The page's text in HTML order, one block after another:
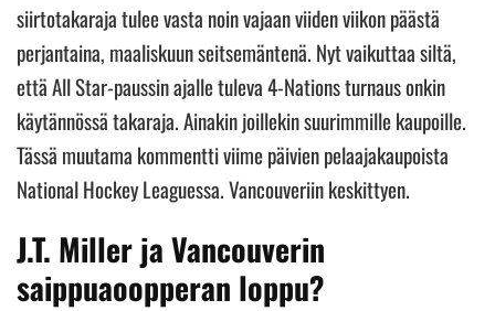
siirtotakaraja tulee vasta noin vajaan viiden viikon päästä
perjantaina, maaliskuun seitsemäntenä. Nyt vaikuttaa siltä,
että All Star-paussin ajalle tuleva 4-Nations turnaus onkin
käytännössä takaraja. Ainakin joillekin suurimmille kaupoille.
Tässä muutama kommentti viime päivien pelaajakaupoista
National Hockey Leaguessa. Vancouveriin keskittyen.
J.T. Miller ja Vancouverin
saippuaoopperan loppu?